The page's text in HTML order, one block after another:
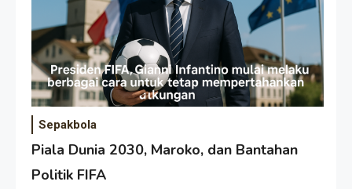
Sepakbola
Piala Dunia 2030, Maroko, dan Bantahan
Politik FIFA